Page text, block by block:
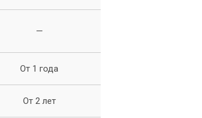
—
От 1 года
От 2 лет